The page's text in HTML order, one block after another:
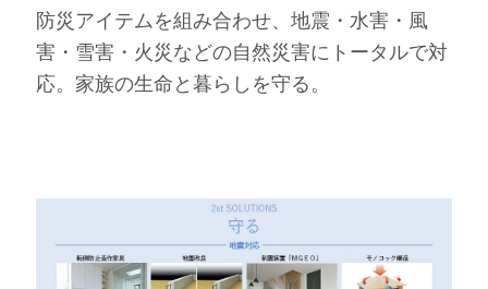
防災アイテムを組み合わせ、地震・水害・風
害・雪害・火災などの自然災害にトータルで対
応。家族の生命と暮らしを守る。